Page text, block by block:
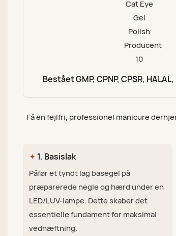
Bestået GMP, CPNP, CPSR,
Få en fejlfri, professionel manicure
✦ 1. Basislak
Påfør et tyndt lag basegel på
præparerede negle og hærd under en
LED/LUV-lampe. Dette skaber det
essentielle fundament for maksimal
vedhæftning.